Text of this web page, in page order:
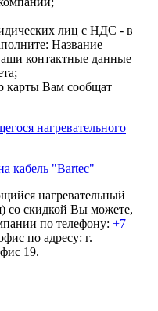
лиц с НДС - в
Название
контактные данные
карты Вам сообщат
нагревательного
кабель "Bartec"
нагревательный
со скидкой Вы можете,
по телефону: +7
по адресу: г.
19.